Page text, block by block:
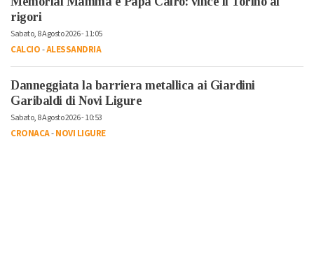
rigori
Sabato, 8 Agosto 2026 - 11:05
CALCIO-ALESSANDRIA
Danneggiata la barriera metallica ai Giardini
Garibaldi di Novi Ligure
Sabato, 8 Agosto 2026 - 10:53
CRONACA-NOVI LIGURE